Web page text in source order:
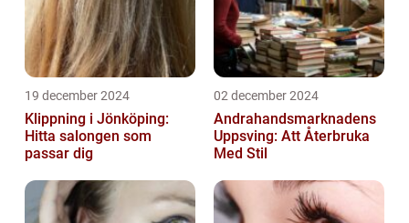
19 december 2024
Klippning i Jönköping:
Hitta salongen som
passar dig
02 december 2024
Andrahandsmarknadens
Uppsving: Att Återbruka
Med Stil